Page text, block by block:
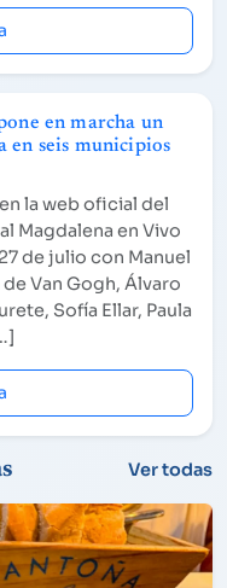
en marcha un
en seis municipios
la web oficial del
Magdalena en Vivo
de julio con Manuel
de Van Gogh, Álvaro
Sofía Ellar, Paula
Ver todas